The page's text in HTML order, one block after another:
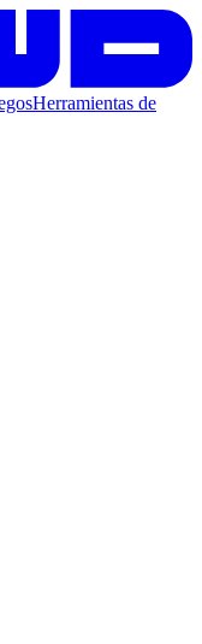
Herramientas de